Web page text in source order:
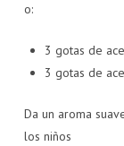
o:
3 gotas de
3 gotas de
Da un aroma
los niños